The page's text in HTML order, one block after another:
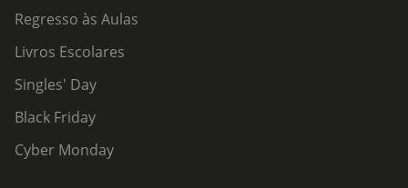
Regresso às Aulas
Livros Escolares
Singles' Day
Black Friday
Cyber Monday